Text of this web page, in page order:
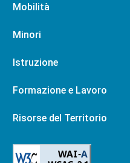
Mobilità
Minori
Istruzione
Formazione e Lavoro
Risorse del Territorio